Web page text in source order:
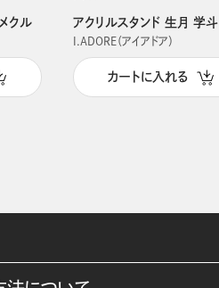
クル アクリルスタンド 生月 学斗
I.ADORE（アイアドア）
カートに入れる